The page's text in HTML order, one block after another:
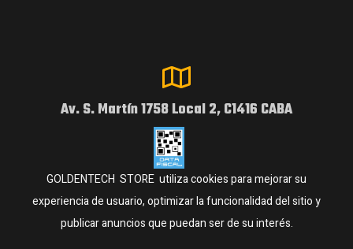
Av. S. Martín 1758 Local 2, C1416 CABA
GOLDENTECH STORE utiliza cookies para mejorar su
experiencia de usuario, optimizar la funcionalidad del sitio y
publicar anuncios que puedan ser de su interés.